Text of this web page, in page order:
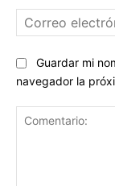
Guardar mi
navegador la